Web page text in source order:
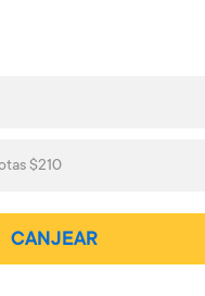
$210
CANJEAR